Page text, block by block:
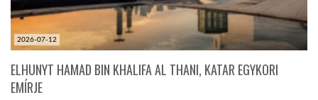
2026-07-12
ELHUNYT HAMAD BIN KHALIFA AL THANI, KATAR EGYKORI
EMÍRJE